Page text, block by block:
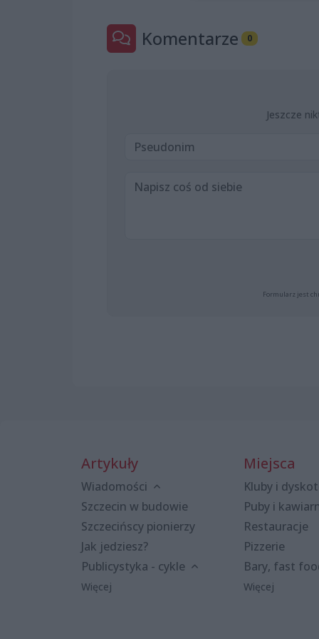
Komentarze 0
Jeszcze
Formularz jest
Artykuły
Wiadomości
Szczecin w budowie
Szczecińscy pionierzy
Jak jedziesz?
Publicystyka - cykle
Więcej
Miejsca
Kluby i
Puby i
Restauracje
Pizzerie
Bary, fast
Więcej